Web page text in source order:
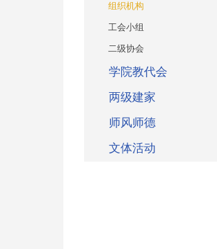
组织机构
工会小组
二级协会
学院教代会
两级建家
师风师德
文体活动